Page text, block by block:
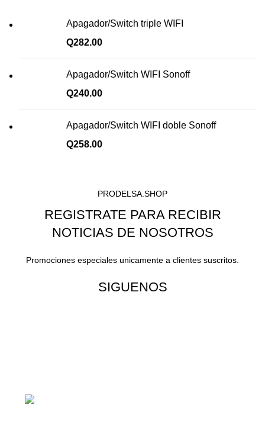
Apagador/Switch triple WIFI
Q282.00
Apagador/Switch WIFI Sonoff
Q240.00
Apagador/Switch WIFI doble Sonoff
Q258.00
PRODELSA.SHOP
REGISTRATE PARA RECIBIR
NOTICIAS DE NOSOTROS
Promociones especiales unicamente a clientes suscritos.
SIGUENOS